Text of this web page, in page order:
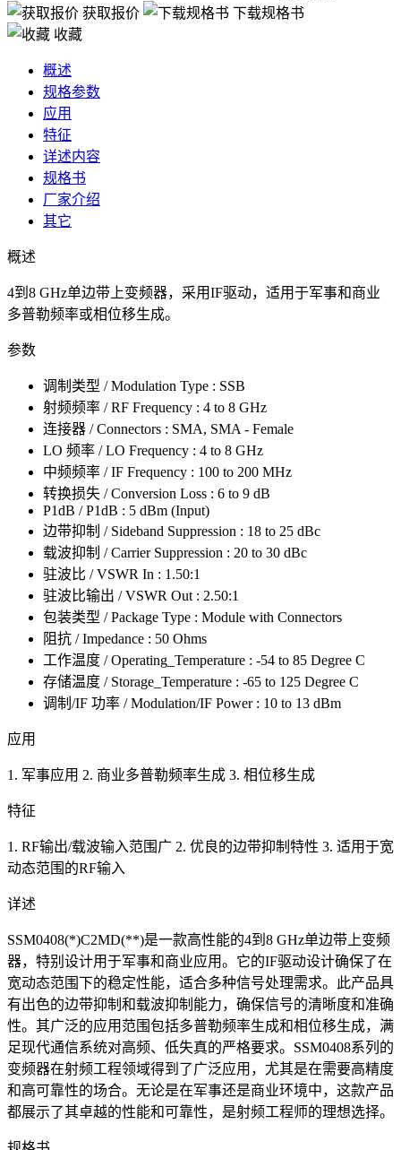
获取报价
下载规格书
收藏
概述
规格参数
应用
特征
详述内容
规格书
厂家介绍
其它
概述
4到8 GHz单边带上变频器，采用IF驱动，适用于军事和商业
多普勒频率或相位移生成。
参数
调制类型 / Modulation Type : SSB
射频频率 / RF Frequency : 4 to 8 GHz
连接器 / Connectors : SMA, SMA - Female
LO 频率 / LO Frequency : 4 to 8 GHz
中频频率 / IF Frequency : 100 to 200 MHz
转换损失 / Conversion Loss : 6 to 9 dB
P1dB / P1dB : 5 dBm (Input)
边带抑制 / Sideband Suppression : 18 to 25 dBc
载波抑制 / Carrier Suppression : 20 to 30 dBc
驻波比 / VSWR In : 1.50:1
驻波比输出 / VSWR Out : 2.50:1
包装类型 / Package Type : Module with Connectors
阻抗 / Impedance : 50 Ohms
工作温度 / Operating_Temperature : -54 to 85 Degree C
存储温度 / Storage_Temperature : -65 to 125 Degree C
调制/IF 功率 / Modulation/IF Power : 10 to 13 dBm
应用
1. 军事应用 2. 商业多普勒频率生成 3. 相位移生成
特征
1. RF输出/载波输入范围广 2. 优良的边带抑制特性 3. 适用于宽
动态范围的RF输入
详述
SSM0408(*)C2MD(**)是一款高性能的4到8 GHz单边带上变频
器，特别设计用于军事和商业应用。它的IF驱动设计确保了在
宽动态范围下的稳定性能，适合多种信号处理需求。此产品具
有出色的边带抑制和载波抑制能力，确保信号的清晰度和准确
性。其广泛的应用范围包括多普勒频率生成和相位移生成，满
足现代通信系统对高频、低失真的严格要求。SSM0408系列的
变频器在射频工程领域得到了广泛应用，尤其是在需要高精度
和高可靠性的场合。无论是在军事还是商业环境中，这款产品
都展示了其卓越的性能和可靠性，是射频工程师的理想选择。